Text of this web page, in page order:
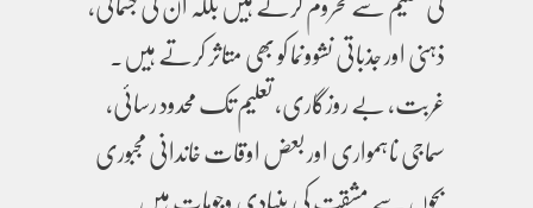
ذہنی اور جذباتی نشوونما کو بھی متاثر کرتے ہیں۔
غربت، بے روزگاری، تعلیم تک محدود رسائی،
سماجی ناہمواری اور بعض اوقات خاندانی مجبوری